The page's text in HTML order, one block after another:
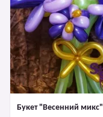
Букет "Весенний микс"